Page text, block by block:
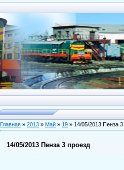
Главная » 2013 » Май » 19 » 14/05/2013 Пенза 3
14/05/2013 Пенза 3 проезд